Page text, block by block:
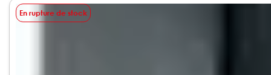
En rupture de stock